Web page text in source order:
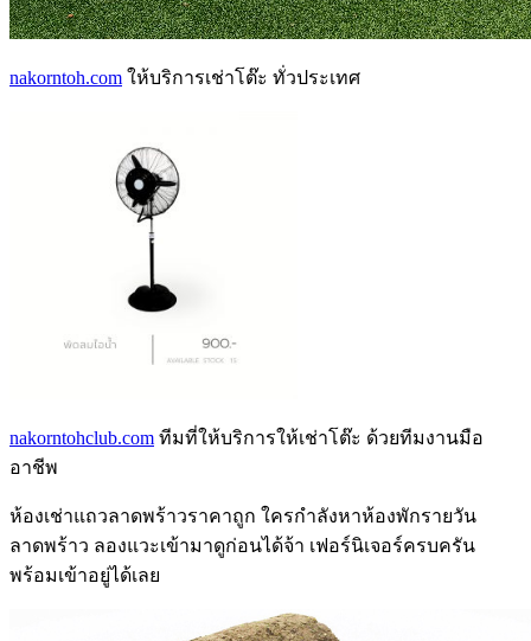
nakorntoh.com ให้บริการเช่าโต๊ะ ทั่วประเทศ
nakorntohclub.com ทีมที่ให้บริการให้เช่าโต๊ะ ด้วยทีมงานมือ
อาชีพ
ห้องเช่าแถวลาดพร้าวราคาถูก ใครกำลังหาห้องพักรายวัน
ลาดพร้าว ลองแวะเข้ามาดูก่อนได้จ้า เฟอร์นิเจอร์ครบครัน
พร้อมเข้าอยู่ได้เลย